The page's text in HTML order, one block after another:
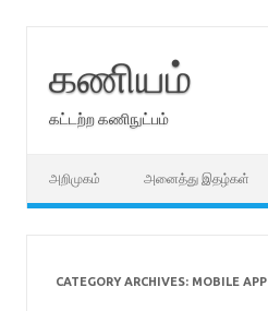
கணியம்
கட்டற்ற கணிநுட்பம்
அறிமுகம் அனைத்து இதழ்கள்
CATEGORY ARCHIVES: MOBILE APP